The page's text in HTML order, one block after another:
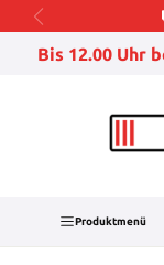
Zum Hauptinhalt
Bis 12.00 Uhr
Produktmenü